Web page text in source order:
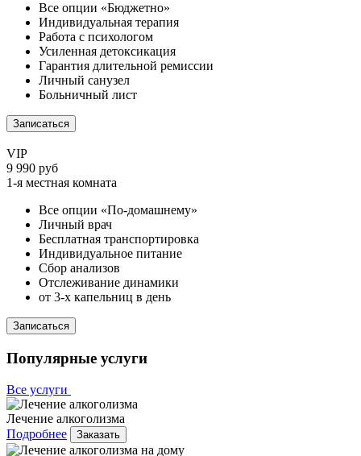
Все опции «Бюджетно»
Индивидуальная терапия
Работа с психологом
Усиленная детоксикация
Гарантия длительной ремиссии
Личный санузел
Больничный лист
Записаться
VIP
9 990 руб
1-я местная комната
Все опции «По-домашнему»
Личный врач
Бесплатная транспортировка
Индивидуальное питание
Сбор анализов
Отслеживание динамики
от 3-х капельниц в день
Записаться
Популярные услуги
Все услуги
Лечение алкоголизма
Подробнее
Заказать